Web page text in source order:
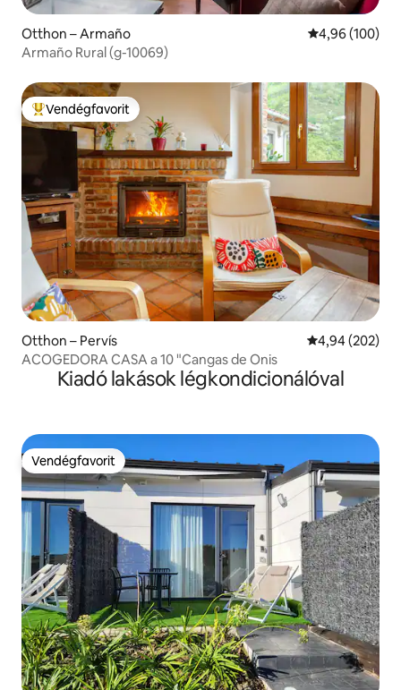
Otthon – Armaño Átlagos
4,96 (100)
Armaño Rural (g-10069)
Kiemelt vendégfavorit
Vendégfavorit
Otthon – Pervís Átlagos
4,94 (202)
ACOGEDORA CASA a 10 "Cangas de Onis
Kiadó lakások légkondicionálóval
Vendégfavorit
Vendégfavorit